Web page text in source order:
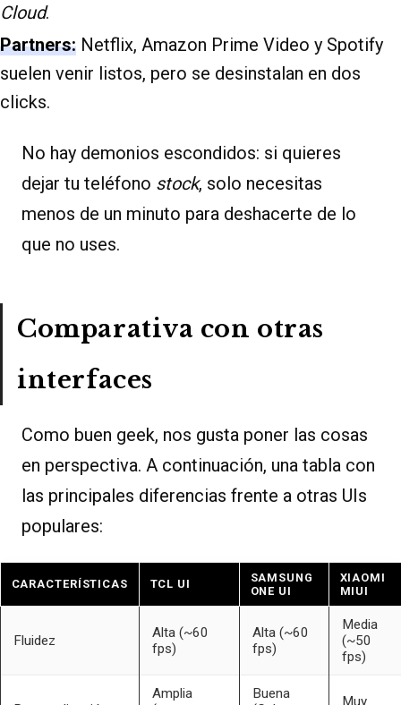
Cloud.
Partners: Netflix, Amazon Prime Video y Spotify
suelen venir listos, pero se desinstalan en dos
clicks.
No hay demonios escondidos: si quieres
dejar tu teléfono stock, solo necesitas
menos de un minuto para deshacerte de lo
que no uses.
Comparativa con otras
interfaces
Como buen geek, nos gusta poner las cosas
en perspectiva. A continuación, una tabla con
las principales diferencias frente a otras UIs
populares:
CARACTERÍSTICAS TCL UI
SAMSUNG
ONE UI
XIAOMI
MIUI
Fluidez
Alta (~60
fps)
Alta (~60
fps)
Media
(~50
fps)
Amplia
Buena
Muy